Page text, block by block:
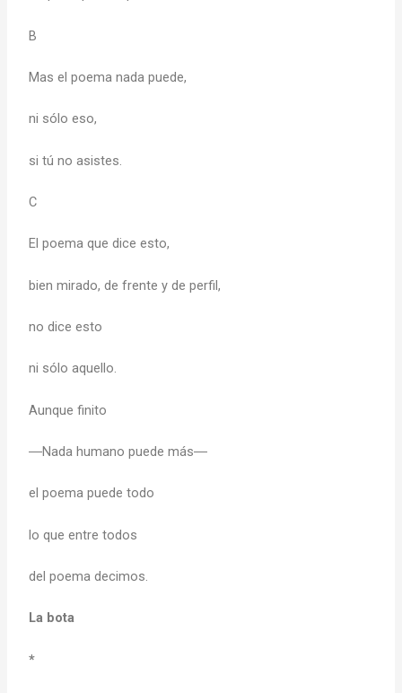
B
Mas el poema nada puede,
ni sólo eso,
si tú no asistes.
C
El poema que dice esto,
bien mirado, de frente y de perfil,
no dice esto
ni sólo aquello.
Aunque finito
―Nada humano puede más―
el poema puede todo
lo que entre todos
del poema decimos.
La bota
*